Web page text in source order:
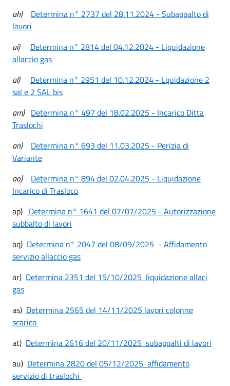
ah)
Determina n° 2737 del 28.11.2024 - Subappalto di
lavori
ai)
Determina n° 2814 del 04.12.2024 - Liquidazione
allaccio gas
al)
Determina n° 2951 del 10.12.2024 - Lquidazione 2
sal e 2 SAL bis
am) Determina n° 497 del 18.02.2025 - Incarico Ditta
Traslochi
an)
Determina n° 693 del 11.03.2025 - Perizia di
Variante
ao)
Determina n° 894 del 02.04.2025 - Liquidazione
Incarico di Trasloco
ap) Determina n° 1641 del 07/07/2025 - Autorizzazione
subbalto di lavori
aq) Determina n° 2047 del 08/09/2025 - Affidamento
servizio allaccio gas
ar) Determina 2351 del 15/10/2025 liquidazione allaci
gas
as) Determina 2565 del 14/11/2025 lavori colonne
scarico
at) Determina 2616 del 20/11/2025 subappalti di lavori
au) Determina 2820 del 05/12/2025 affidamento
servizio di traslochi